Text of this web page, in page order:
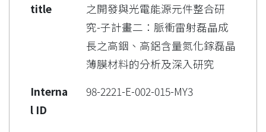
title
之開發與光電能源元件整合研
究-子計畫二：脈衝雷射磊晶成
長之高銦、高鋁含量氮化鎵磊晶
薄膜材料的分析及深入研究
Interna
l ID
98-2221-E-002-015-MY3